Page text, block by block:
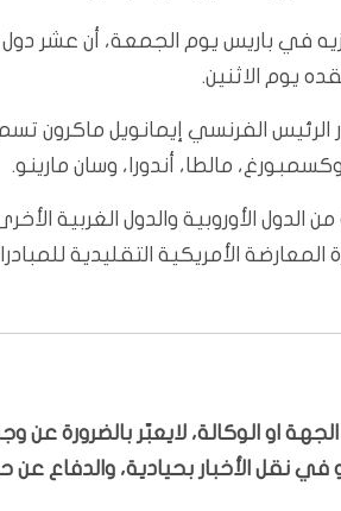
في باريس يوم الجمعة، أن عشر
يوم الاثنين.
الفرنسي إيمانويل ماكرون
مالطا، أندورا، وسان مارينو.
الأوروبية والدول الغربية
الأمريكية التقليدية
او الوكالة، لايعبّر بالضرورة
نقل الأخبار بحيادية، والدفاع عن